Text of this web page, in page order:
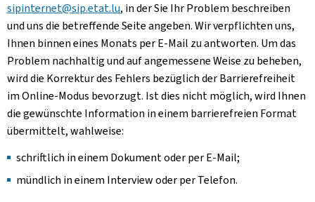
sipinternet@sip.etat.lu, in der Sie Ihr Problem beschreiben
und uns die betreffende Seite angeben. Wir verpflichten uns,
Ihnen binnen eines Monats per E-Mail zu antworten. Um das
Problem nachhaltig und auf angemessene Weise zu beheben,
wird die Korrektur des Fehlers bezüglich der Barrierefreiheit
im Online-Modus bevorzugt. Ist dies nicht möglich, wird Ihnen
die gewünschte Information in einem barrierefreien Format
übermittelt, wahlweise:
schriftlich in einem Dokument oder per E-Mail;
mündlich in einem Interview oder per Telefon.